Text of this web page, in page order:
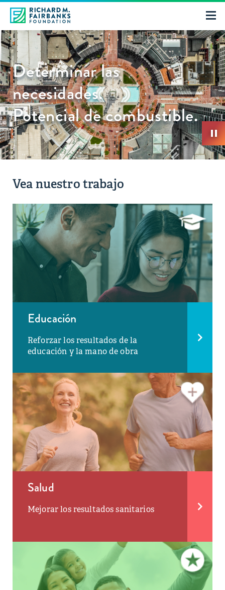
Determinar las
necesidades.
Potencial de combustible.
Vea nuestro trabajo
Educación
Reforzar los resultados de la
educación y la mano de obra
Salud
Mejorar los resultados sanitarios